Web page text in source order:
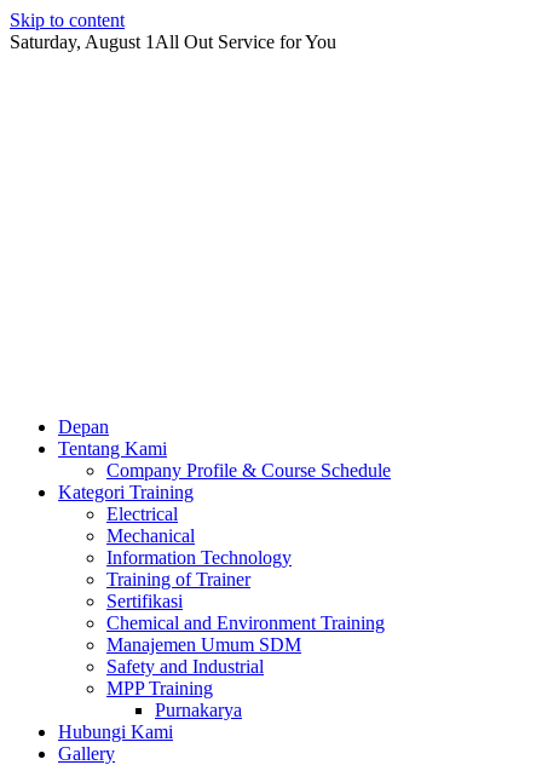
Skip to content
Saturday, August 1 All Out Service for You
Depan
Tentang Kami
Company Profile & Course Schedule
Kategori Training
Electrical
Mechanical
Information Technology
Training of Trainer
Sertifikasi
Chemical and Environment Training
Manajemen Umum SDM
Safety and Industrial
MPP Training
Purnakarya
Hubungi Kami
Gallery